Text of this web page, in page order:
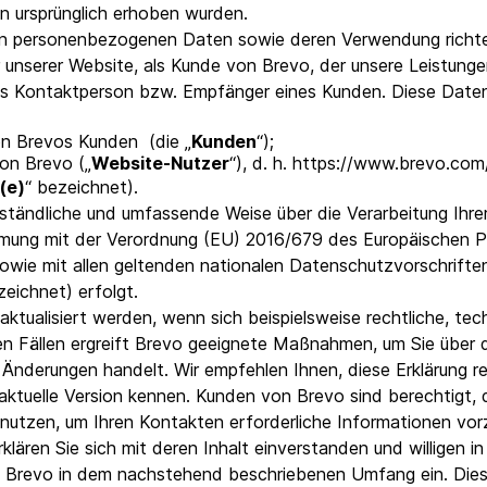
VoIP Phone
ursprünglich erhoben wurden.
personenbezogenen Daten sowie deren Verwendung
Website, als Kunde von Brevo, der unsere
Kontaktperson bzw. Empfänger eines Kunden. Diese
Brevos Kunden (die „Kunden“);
Brevo („Website-Nutzer“), d. h. https://
“ bezeichnet).
und umfassende Weise über die Verarbeitung
mit der Verordnung (EU) 2016/679 des Europäischen
mit allen geltenden nationalen
erfolgt.
werden, wenn sich beispielsweise rechtliche,
Fällen ergreift Brevo geeignete Maßnahmen, um Sie über
handelt. Wir empfehlen Ihnen, diese Erklärung
Version kennen. Kunden von Brevo sind berechtigt,
um Ihren Kontakten erforderliche Informationen
Sie sich mit deren Inhalt einverstanden und willigen
in dem nachstehend beschriebenen Umfang ein.